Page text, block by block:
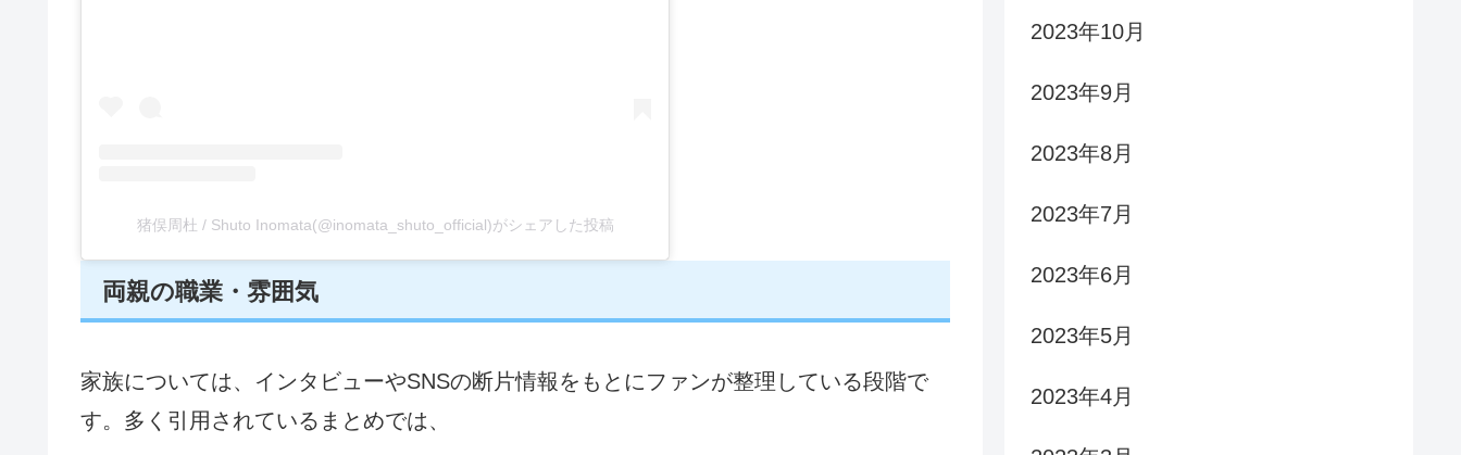
猪俣周杜 / Shuto Inomata(@inomata_shuto_official)がシェアした投稿
両親の職業・雰囲気
家族については、インタビューやSNSの断片情報をもとにファンが整理している段階で
す。多く引用されているまとめでは、
2023年10月
2023年9月
2023年8月
2023年7月
2023年6月
2023年5月
2023年4月